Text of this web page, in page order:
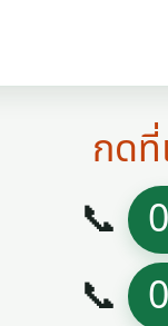
กดที่
📞
📞